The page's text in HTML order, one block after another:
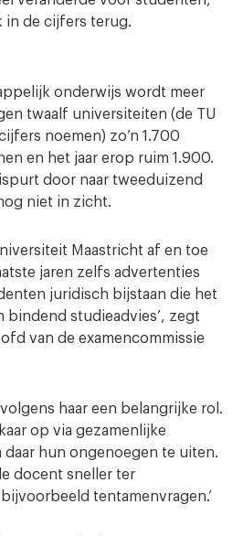
in de cijfers terug.
onderwijs wordt meer
twaalf universiteiten (de TU
noemen) zo’n 1.700
en het jaar erop ruim 1.900.
door naar tweeduizend
niet in zicht.
Maastricht af en toe
jaren zelfs advertenties
juridisch bijstaan die het
bindend studieadvies’, zegt
van de examencommissie
haar een belangrijke rol.
op via gezamenlijke
daar hun ongenoegen te uiten.
docent sneller ter
tentamenvragen.’